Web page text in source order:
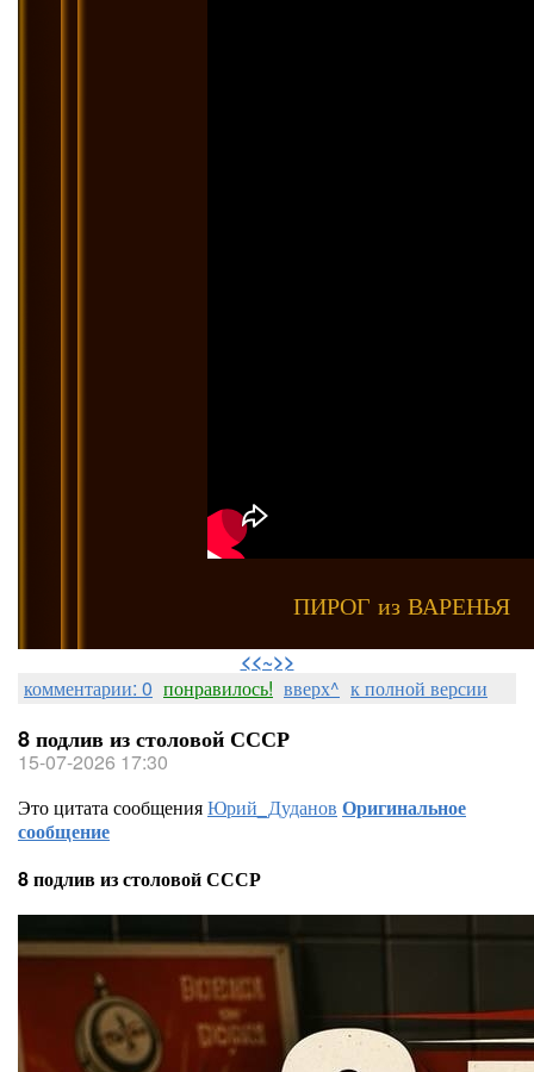
ПИРОГ из ВАРЕНЬЯ
<<~>>
комментарии: 0 понравилось! вверх^ к полной версии
8 подлив из столовой СССР
15-07-2026 17:30
Это цитата сообщенияЮрий_Дуданов Оригинальное
сообщение
8 подлив из столовой СССР